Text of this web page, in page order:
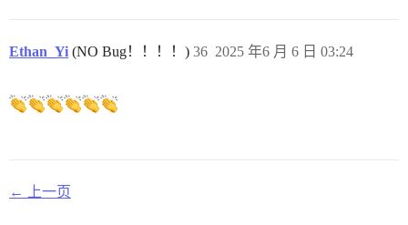
Ethan_Yi (NO Bug！！！！) 2025 年6 月 6 日 03:24
36
← 上一页